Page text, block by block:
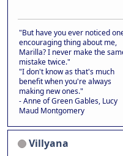
"But have you ever noticed
encouraging thing about me,
Marilla? I never make the
mistake twice."
"I don't know as that's much
benefit when you're always
making new ones."
- Anne of Green Gables, Lucy
Maud Montgomery
Villyana